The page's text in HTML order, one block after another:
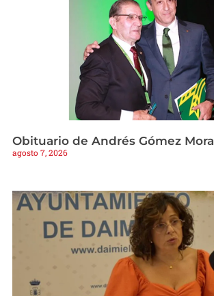
Obituario de Andrés Gómez Mora
agosto 7, 2026